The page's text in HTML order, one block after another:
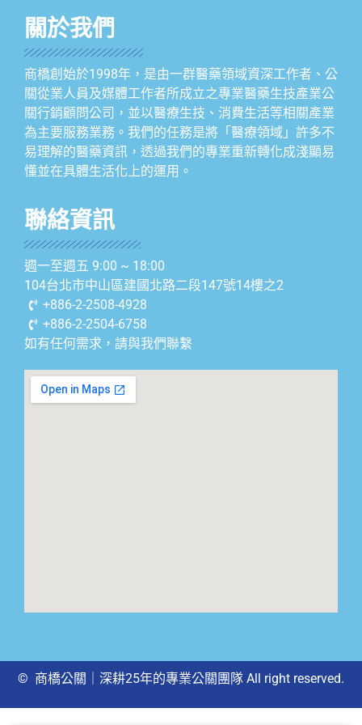
關於我們
商橋創始於1998年，是由一群醫藥領域資深工作者、公
關從業人員及媒體工作者所成立之專業醫藥生技產業公
關行銷顧問公司，並以醫療生技、消費生活等相關產業
為主要服務業務。我們的任務是將「醫療領域」許多不
易理解的醫藥資訊，透過我們的專業重新轉化成淺顯易
懂並在具體生活化上的運用。
聯絡資訊
週一至週五 9:00 ~ 18:00
104台北市中山區建國北路二段147號14樓之2
+886-2-2508-4928
+886-2-2504-6758
如有任何需求，請與我們聯繫
© 商橋公關｜深耕25年的專業公關團隊 All right reserved.